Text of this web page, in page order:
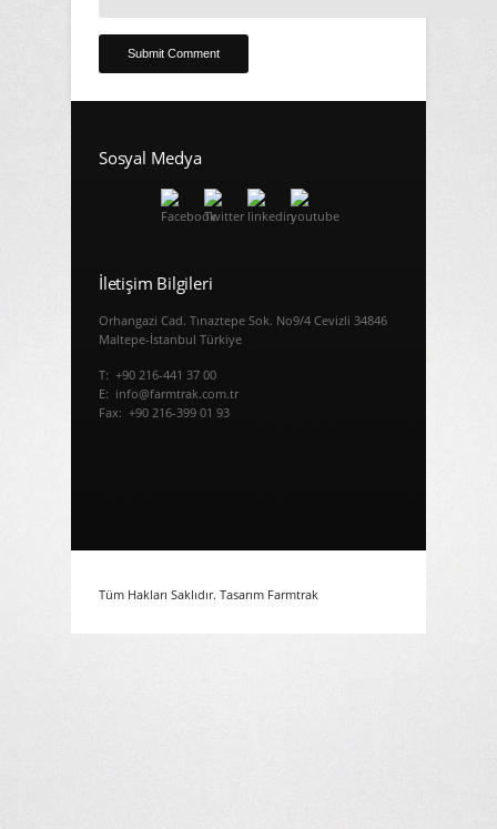
Sosyal Medya
İletişim Bilgileri
Orhangazi Cad. Tınaztepe Sok. No9/4 Cevizli 34846
Maltepe-İstanbul Türkiye
T: +90 216-441 37 00
E: info@farmtrak.com.tr
Fax: +90 216-399 01 93
Tüm Hakları Saklıdır. Tasarım Farmtrak